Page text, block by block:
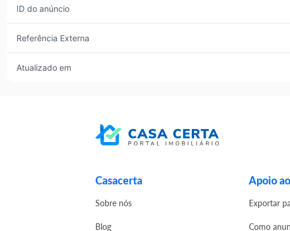
ID do anúncio
Referência Externa
Atualizado em
Casacerta
Sobre nós
Blog
Apoio
Exportar
Como